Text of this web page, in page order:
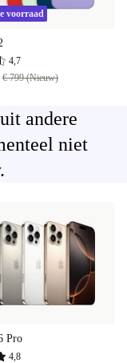
voorraad
4,7
€ 799 (Nieuw)
andere
niet
Pro
4,8